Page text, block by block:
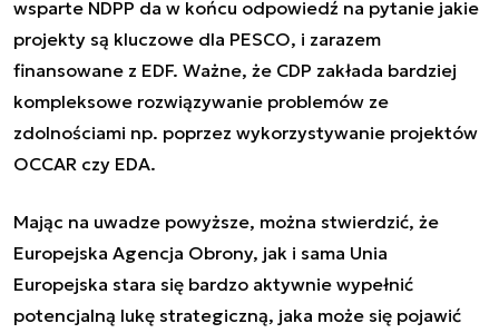
wsparte NDPP da w końcu odpowiedź na pytanie jakie
projekty są kluczowe dla PESCO, i zarazem
finansowane z EDF. Ważne, że CDP zakłada bardziej
kompleksowe rozwiązywanie problemów ze
zdolnościami np. poprzez wykorzystywanie projektów
OCCAR czy EDA.
Mając na uwadze powyższe, można stwierdzić, że
Europejska Agencja Obrony, jak i sama Unia
Europejska stara się bardzo aktywnie wypełnić
potencjalną lukę strategiczną, jaka może się pojawić